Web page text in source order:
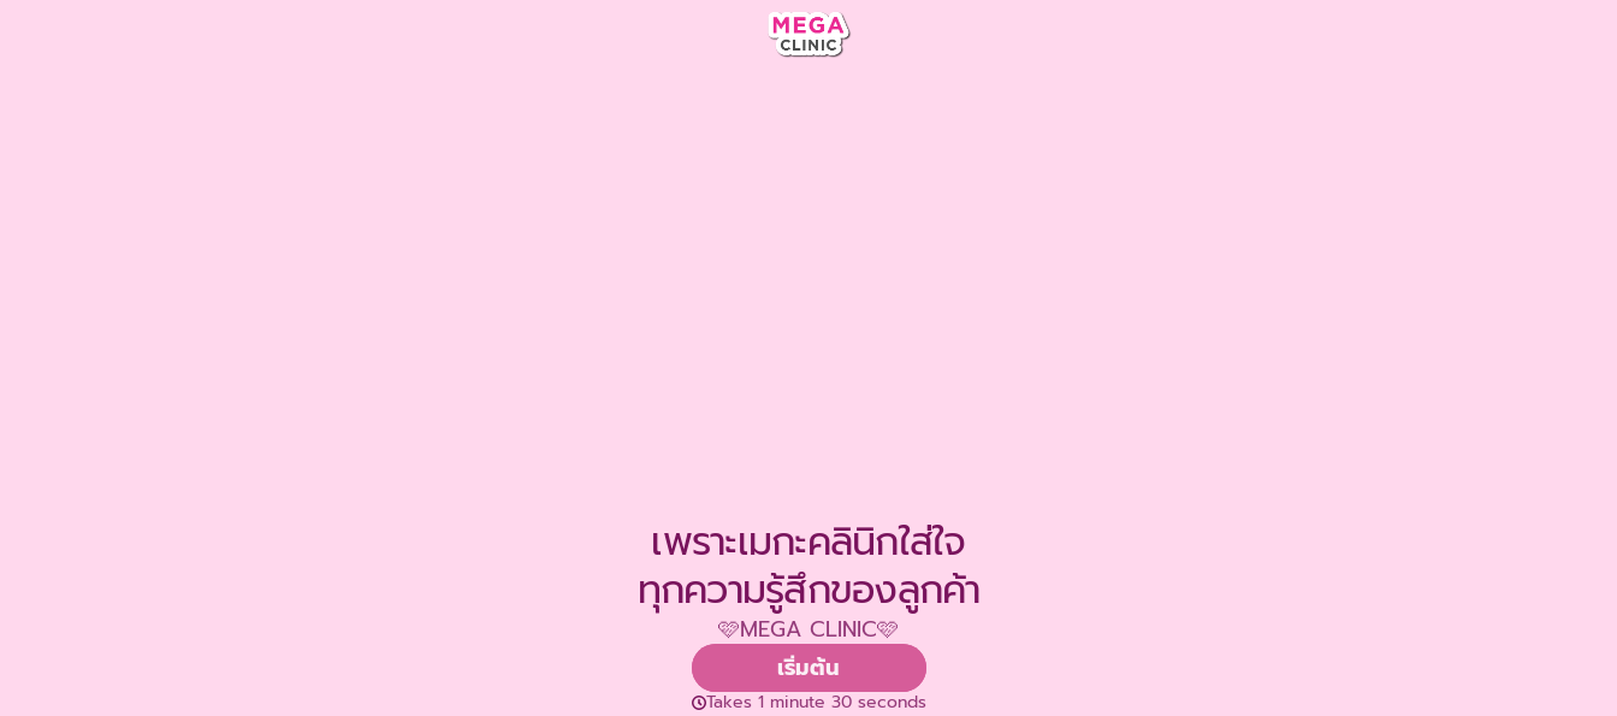
เพราะเมกะคลินิกใส่ใจ
ทุกความรู้สึกของลูกค้า
🩷MEGA CLINIC🩷
เริ่มต้น
Takes 1 minute 30 seconds